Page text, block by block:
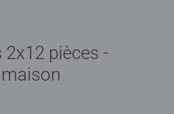
pièces -
maison